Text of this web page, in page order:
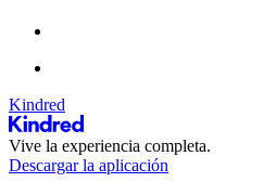
Kindred
Vive la experiencia completa.
Descargar la aplicación